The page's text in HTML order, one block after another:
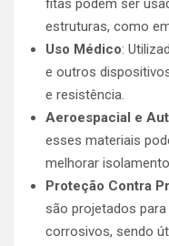
fitas podem ser
estruturas, como
Uso Médico:
e outros
e resistência.
Aeroespacial e
esses materiais
melhorar
Proteção Contra
são projetados
corrosivos, sendo